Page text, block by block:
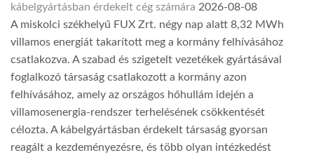
kábelgyártásban érdekelt cég számára 2026-08-08
A miskolci székhelyű FUX Zrt. négy nap alatt 8,32 MWh
villamos energiát takarított meg a kormány felhívásához
csatlakozva. A szabad és szigetelt vezetékek gyártásával
foglalkozó társaság csatlakozott a kormány azon
felhívásához, amely az országos hőhullám idején a
villamosenergia-rendszer terhelésének csökkentését
célozta. A kábelgyártásban érdekelt társaság gyorsan
reagált a kezdeményezésre, és több olyan intézkedést